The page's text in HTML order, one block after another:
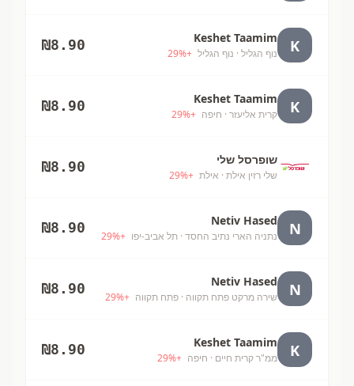
K
Keshet Taamim
נוף הגליל · נוף הגליל +
29%
₪8.90
K
Keshet Taamim
קרית אליעזר · חיפה +
29%
₪8.90
שופרסל שלי
שלי רזין אילת · אילת +
29%
₪8.90
N
Netiv Hased
נתניה הארי נתיב החסד · תל אביב-יפו +
29%
₪8.90
N
Netiv Hased
שירה מרקט פתח תקווה · פתח תקווה +
29%
₪8.90
K
Keshet Taamim
ממ"ר קרית חיים · חיפה +
29%
₪8.90